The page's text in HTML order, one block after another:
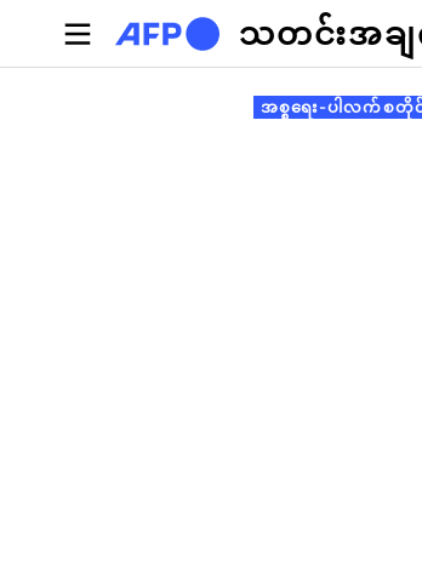
အဓိကအကြောင်းအရာသို့ သွားမည်
သတင်းအခ
Primary tabsအစ္စရေး-ပါလက်စတိုင်